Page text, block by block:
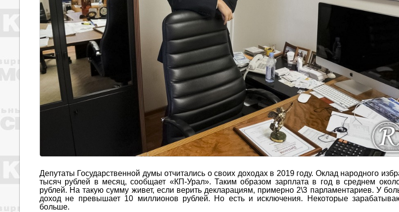
Депутаты Государственной думы отчитались о своих доходах в 2019 году. Оклад народного
тысяч рублей в месяц, сообщает «КП-Урал». Таким образом зарплата в год в среднем
рублей. На такую сумму живет, если верить декларациям, примерно 2\3 парламентариев. У
доход не превышает 10 миллионов рублей. Но есть и исключения. Некоторые
больше.